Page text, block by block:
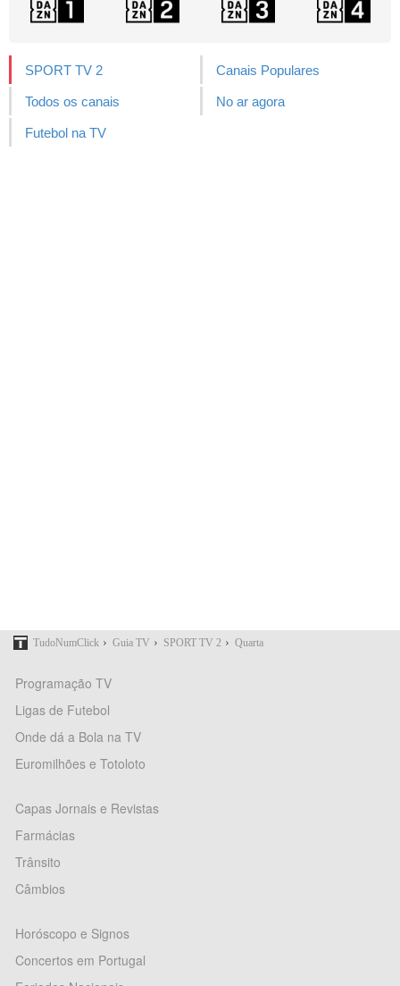
SPORT TV 2 Canais Populares
Todos os canais No ar agora
Futebol na TV
TudoNumClick › Guia TV › SPORT TV 2 › Quarta
Programação TV
Ligas de Futebol
Onde dá a Bola na TV
Euromilhões e Totoloto
Capas Jornais e Revistas
Farmácias
Trânsito
Câmbios
Horóscopo e Signos
Concertos em Portugal